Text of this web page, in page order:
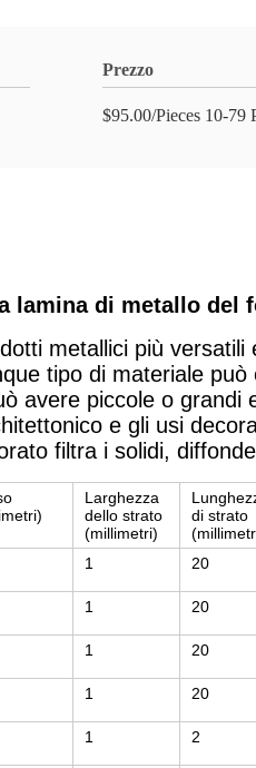
Prezzo
$95.00/Pieces 10-79
lamina di metallo
metallici più
tipo di materiale
avere piccole o
e gli usi
filtra i solidi,
Larghezza
dello strato
(millimetri)
di strato
1 20
1 20
1 20
1 20
1 2